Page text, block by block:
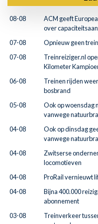
08-08
ACM geeft
over
07-08
Opnieuw geen
07-08
Treinreiziger.nl
Kilometer
06-08
Treinen rijden
bosbrand
05-08
Ook op woensdag
vanwege
04-08
Ook op dinsdag
vanwege
04-08
Zwitserse
locomotieven
04-08
ProRail vernieuwt
04-08
Bijna 400.000
abonnement
03-08
Treinverkeer